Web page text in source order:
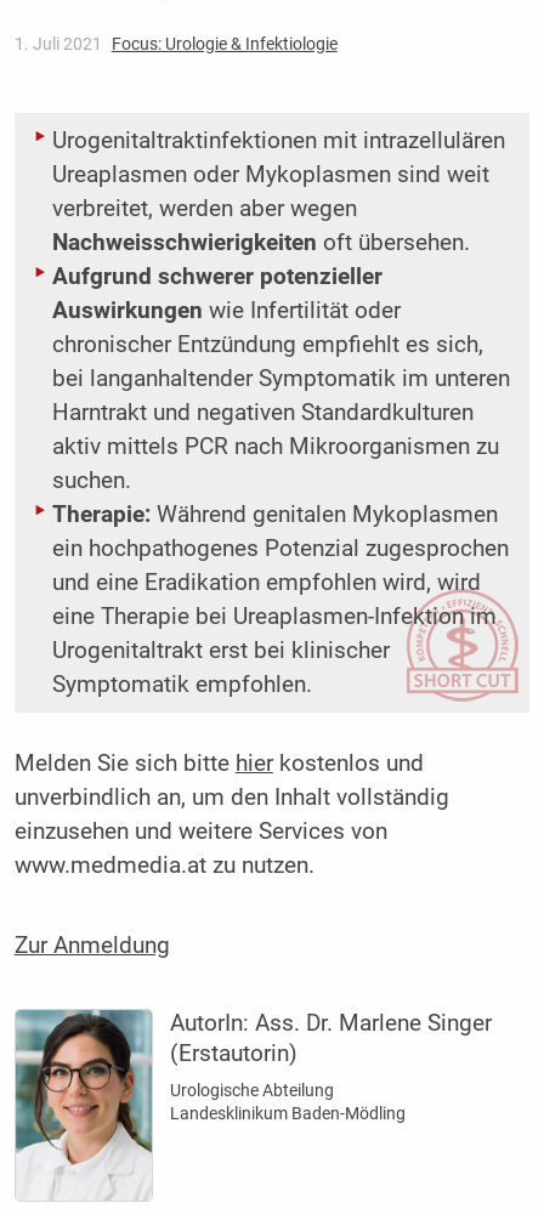
1. Juli 2021 Focus: Urologie & Infektiologie
Urogenitaltraktinfektionen mit intrazellulären
Ureaplasmen oder Mykoplasmen sind weit
verbreitet, werden aber wegen
Nachweisschwierigkeiten oft übersehen.
Aufgrund schwerer potenzieller
Auswirkungen wie Infertilität oder
chronischer Entzündung empfiehlt es sich,
bei langanhaltender Symptomatik im unteren
Harntrakt und negativen Standardkulturen
aktiv mittels PCR nach Mikroorganismen zu
suchen.
Therapie:Während genitalen Mykoplasmen
ein hochpathogenes Potenzial zugesprochen
und eine Eradikation empfohlen wird, wird
eine Therapie bei Ureaplasmen-Infektion im
Urogenitaltrakt erst bei klinischer
Symptomatik empfohlen.
Melden Sie sich bitte hierkostenlos und
unverbindlich an, um den Inhalt vollständig
einzusehen und weitere Services von
www.medmedia.at zu nutzen.
Zur Anmeldung
AutorIn:Ass. Dr. Marlene Singer
(Erstautorin)
Urologische Abteilung
Landesklinikum Baden-Mödling